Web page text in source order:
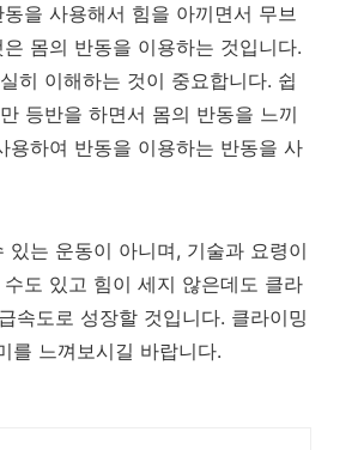
을 사용해서 힘을 아끼면서 무브
몸의 반동을 이용하는 것입니다.
히 이해하는 것이 중요합니다. 쉽
등반을 하면서 몸의 반동을 느끼
용하여 반동을 이용하는 반동을 사
는 운동이 아니며, 기술과 요령이
도 있고 힘이 세지 않은데도 클라
속도로 성장할 것입니다. 클라이밍
를 느껴보시길 바랍니다.